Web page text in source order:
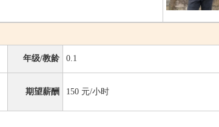
年级/教龄 0.1
期望薪酬 150 元/小时